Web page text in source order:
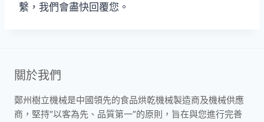
繫，我們會盡快回覆您。
關於我們
鄭州樹立機械是中國領先的食品烘乾機械製造商及機械供應
商，堅持“以客為先、品質第一”的原則，旨在與您進行完善